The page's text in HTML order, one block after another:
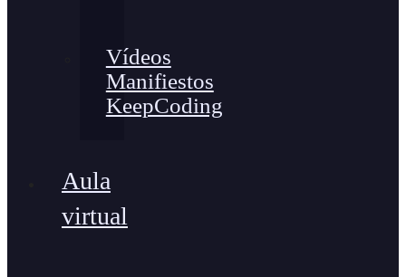
Vídeos
Manifiestos
KeepCoding
Aula
virtual